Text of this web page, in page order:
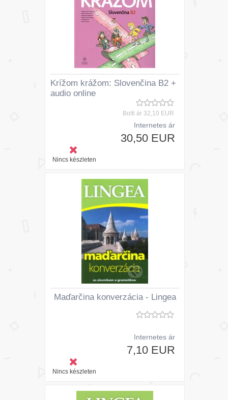
Krížom krážom: Slovenčina B2 +
audio online
Bolti ár 32,10 EUR
Internetes ár
30,50 EUR
Nincs készleten
Maďarčina konverzácia - Lingea
Internetes ár
7,10 EUR
Nincs készleten